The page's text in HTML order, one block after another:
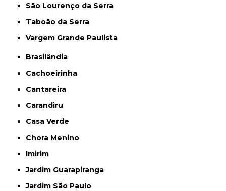
São Lourenço da Serra
Taboão da Serra
Vargem Grande Paulista
Brasilândia
Cachoeirinha
Cantareira
Carandiru
Casa Verde
Chora Menino
Imirim
Jardim Guarapiranga
Jardim São Paulo